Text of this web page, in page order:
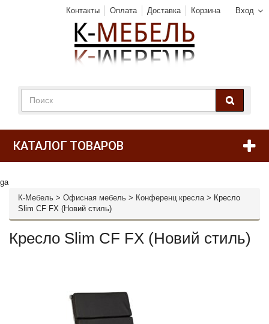
Вход
Контакты Оплата Доставка Корзина
КАТАЛОГ ТОВАРОВ
ga
К-Мебель > Офисная мебель > Конференц кресла> Кресло
Slim CF FX (Новий стиль)
Кресло Slim CF FX (Новий стиль)